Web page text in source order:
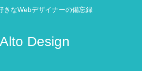
きなWebデザイナーの備忘録
Alto Design